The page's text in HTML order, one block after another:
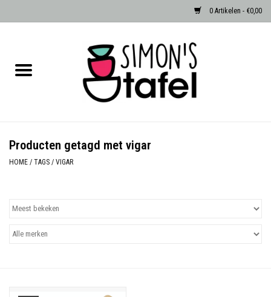
0 Artikelen - €0,00
Albast waxinehouders van Zenza
Dierenlampen
Producten getagd met vigar
HOME / TAGS / VIGAR